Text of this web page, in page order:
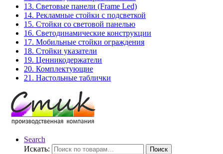
13. Световые панели (Frame Led)
14. Рекламные стойки с подсветкой
15. Стойки со световой панелью
16. Светодинамические конструкции
17. Мобильные стойки ограждения
18. Стойки указатели
19. Ценникодержатели
20. Комплектующие
21. Настольные таблички
Search
Искать:
Поиск